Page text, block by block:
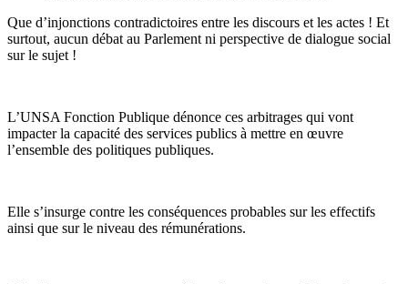
Que d’injonctions contradictoires entre les discours et les actes ! Et
surtout, aucun débat au Parlement ni perspective de dialogue social
sur le sujet !
L’UNSA Fonction Publique dénonce ces arbitrages qui vont
impacter la capacité des services publics à mettre en œuvre
l’ensemble des politiques publiques.
Elle s’insurge contre les conséquences probables sur les effectifs
ainsi que sur le niveau des rémunérations.